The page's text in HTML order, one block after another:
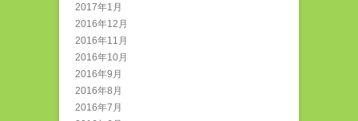
2017年1月
2016年12月
2016年11月
2016年10月
2016年9月
2016年8月
2016年7月